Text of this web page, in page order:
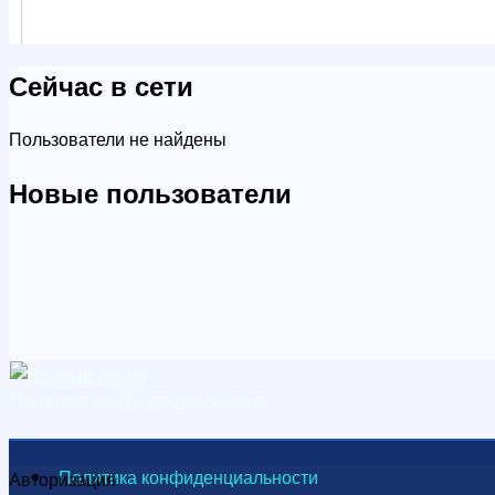
Сейчас в сети
Пользователи не найдены
Новые пользователи
Политика конфиденциальности
Авторизация